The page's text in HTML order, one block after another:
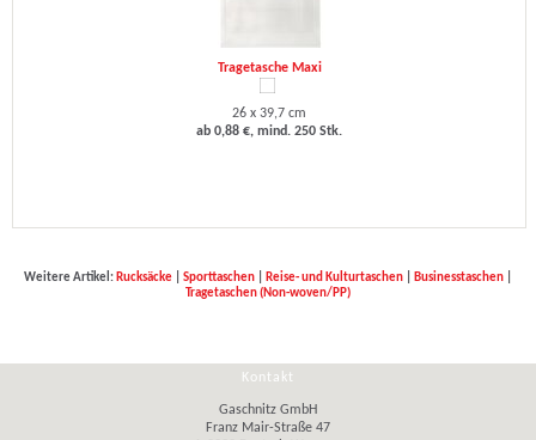
Tragetasche Maxi
26 x 39,7 cm
ab 0,88 €, mind. 250 Stk.
Weitere Artikel: Rucksäcke Sporttaschen Reise- und Kulturtaschen Businesstaschen
Tragetaschen (Non-woven/PP)
Kontakt
Gaschnitz GmbH
Franz Mair-Straße 47